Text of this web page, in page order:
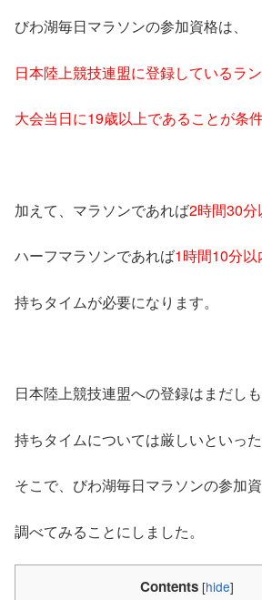
びわ湖毎日マラソンの参加資格は、
日本陸上競技連盟に登録しているラ
大会当日に19歳以上であることが条
加えて、マラソンであれば2時間30分
ハーフマラソンであれば1時間10分以
持ちタイムが必要になります。
日本陸上競技連盟への登録はまだしも
持ちタイムについては厳しいといった
そこで、びわ湖毎日マラソンの参加
調べてみることにしました。
Contents [hide]